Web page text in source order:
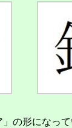
の形になっ